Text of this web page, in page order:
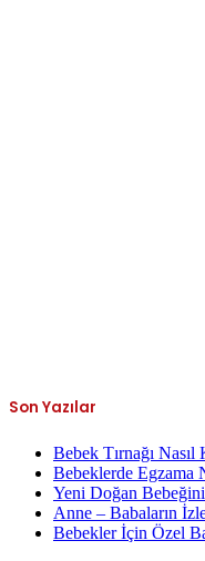
Son Yazılar
Bebek Tırnağı
Bebeklerde Egzama
Yeni Doğan
Anne – Babaların
Bebekler İçin Özel